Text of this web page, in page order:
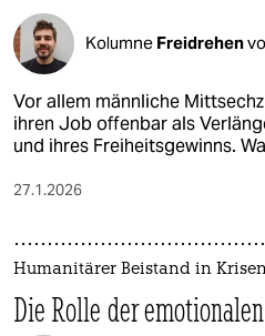
Kolumne Freidrehen
Vor allem männliche
ihren Job offenbar als
und ihres Freiheitsgewinns.
27.1.2026
Humanitärer Beistand in
Die Rolle der